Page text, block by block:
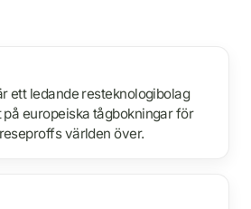
ett ledande resteknologibolag
europeiska tågbokningar för
världen över.